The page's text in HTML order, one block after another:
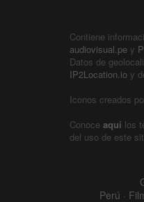
Contiene
audiovisual.pe y
Datos de
IP2Location.io y
Iconos creados
Conoce aquí los
del uso de este
Perú ·